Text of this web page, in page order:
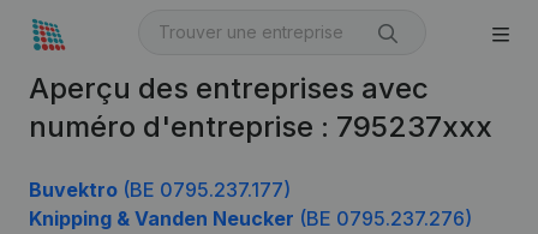
Aperçu des entreprises avec
numéro d'entreprise : 795237xxx
Buvektro (BE 0795.237.177)
Knipping & Vanden Neucker (BE 0795.237.276)